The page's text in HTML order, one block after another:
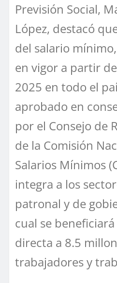
Previsión Social,
López, destacó
del salario
en vigor a partir
2025 en todo el
aprobado en
por el Consejo de
de la Comisión
Salarios Mínimos
integra a los
patronal y de
cual se
directa a 8.5
trabajadores y